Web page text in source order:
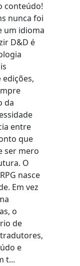
conteúdo!
nunca foi
um idioma
D&D é
da
entre
que
ser mero
O
nasce
Em vez
o
de
e
t...